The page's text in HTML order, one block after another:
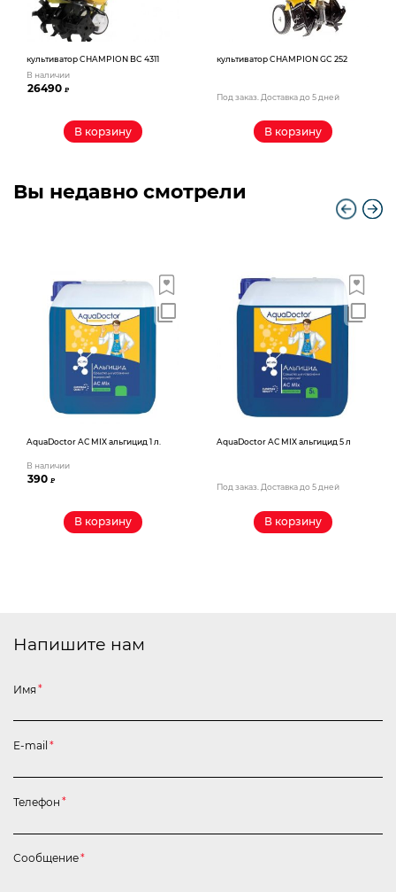
культиватор CHAMPION BC 4311
В наличии
26490₽
В корзину
культиватор CHAMPION GC 252
Под заказ. Доставка до 5 дней
В корзину
Вы недавно смотрели
AquaDoctor AС MIX альгицид 1 л.
В наличии
390₽
В корзину
AquaDoctor AС MIX альгицид 5 л
Под заказ. Доставка до 5 дней
В корзину
Напишите нам
Имя *
E-mail *
Телефон *
Сообщение*